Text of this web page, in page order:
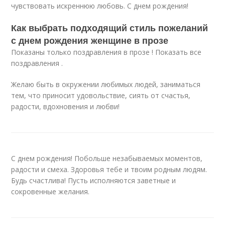
чувствовать искреннюю любовь. С днем рождения!
Как выбрать подходящий стиль пожеланий
с днем рождения женщине в прозе
Показаны только поздравления в прозе ! Показать все
поздравления .
Желаю быть в окружении любимых людей, заниматься
тем, что приносит удовольствие, сиять от счастья,
радости, вдохновения и любви!
С днем рождения! Побольше незабываемых моментов,
радости и смеха. Здоровья тебе и твоим родным людям.
Будь счастлива! Пусть исполняются заветные и
сокровенные желания.